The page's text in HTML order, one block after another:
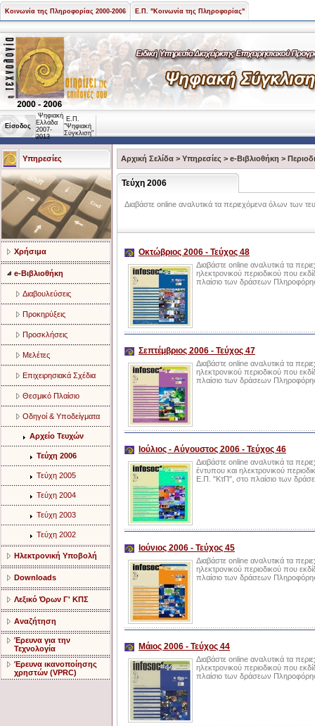
Κοινωνία της Πληροφορίας 2000-2006 Ε.Π. "Κοινωνία της Πληροφορίας"
Είσοδος
Ψηφιακή
Ελλάδα
2007-
2013
Ε.Π.
"Ψηφιακή
Σύγκλιση"
Υπηρεσίες
Χρήσιμα
e-Βιβλιοθήκη
Διαβουλεύσεις
Προκηρύξεις
Προσκλήσεις
Μελέτες
Επιχειρησιακά Σχέδια
Θεσμικό Πλαίσιο
Οδηγοί & Υποδείγματα
Αρχείο Τευχών
Τεύχη 2006
Τεύχη 2005
Τεύχη 2004
Τεύχη 2003
Τεύχη 2002
Ηλεκτρονική Υποβολή
Downloads
Λεξικό Όρων Γ' ΚΠΣ
Αναζήτηση
Έρευνα για την
Τεχνολογία
Έρευνα ικανοποίησης
χρηστών (VPRC)
Αρχική Σελίδα > Υπηρεσίες > e-Βιβλιοθήκη >
Τεύχη 2006
Διαβάστε online αναλυτικά τα περιεχόμενα όλων των
Οκτώβριος 2006 - Τεύχος 48
Διαβάστε online αναλυτικά τα
ηλεκτρονικού περιοδικού που
πλαίσιο των δράσεων
Σεπτέμβριος 2006 - Τεύχος 47
Διαβάστε online αναλυτικά τα
ηλεκτρονικού περιοδικού που
πλαίσιο των δράσεων
Ιούλιος - Αύγουστος 2006 - Τεύχος 46
Διαβάστε online αναλυτικά τα
έντυπου και ηλεκτρονικού
Ε.Π. "ΚτΠ", στο πλαίσιο των
Ιούνιος 2006 - Τεύχος 45
Διαβάστε online αναλυτικά τα
ηλεκτρονικού περιοδικού που
πλαίσιο των δράσεων
Μάιος 2006 - Τεύχος 44
Διαβάστε online αναλυτικά τα
ηλεκτρονικού περιοδικού που
πλαίσιο των δράσεων